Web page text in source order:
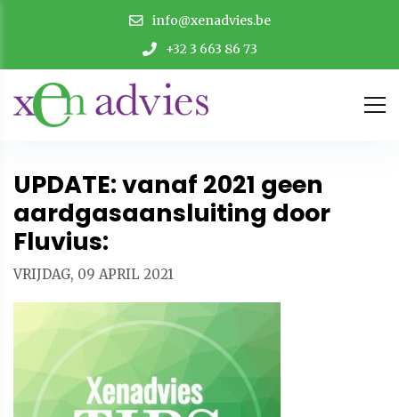
info@xenadvies.be
+32 3 663 86 73
UPDATE: vanaf 2021 geen
aardgasaansluiting door
Fluvius:
VRIJDAG, 09 APRIL 2021